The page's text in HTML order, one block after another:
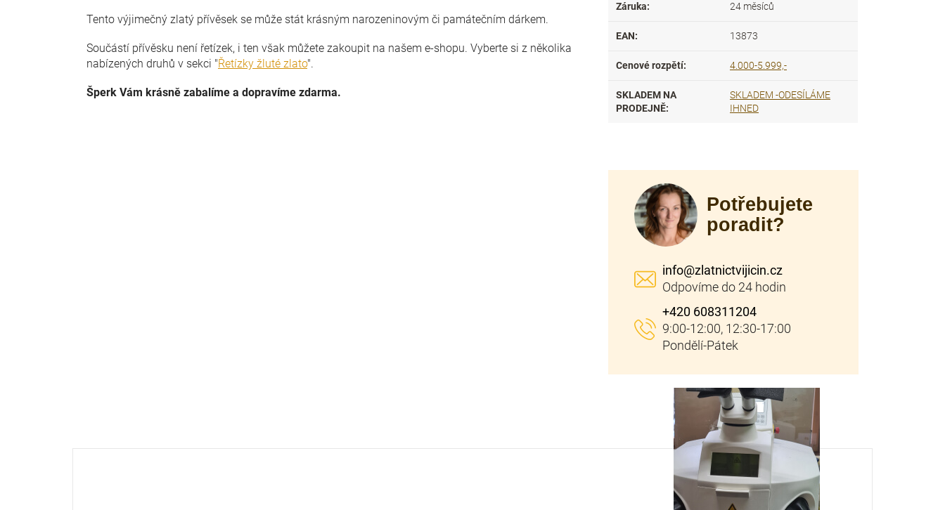
Tento výjimečný zlatý přívěsek se může stát krásným narozeninovým či památečním dárkem.
Součástí přívěsku není řetízek, i ten však můžete zakoupit na našem e-shopu. Vyberte si z několika
nabízených druhů v sekci "Řetízky žluté zlato".
Šperk Vám krásně zabalíme a dopravíme zdarma.
Záruka: 24 měsíců
EAN: 13873
Cenové rozpětí: 4.000-5.999,-
SKLADEM NA
PRODEJNĚ:
SKLADEM -ODESÍLÁME
IHNED
Potřebujete
poradit?
info@zlatnictvijicin.cz
+420 608311204